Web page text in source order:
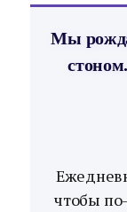
Мы
чтобы